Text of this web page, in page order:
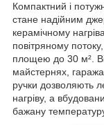
Компактний і
стане надійним
керамічному
повітряному
площею до 30 м².
майстернях,
ручки дозволяють
нагріву, а
бажану